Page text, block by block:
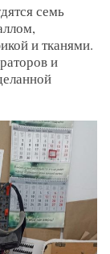
семь
и тканями.
и